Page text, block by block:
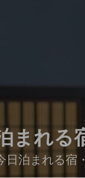
まれ
泊まれる